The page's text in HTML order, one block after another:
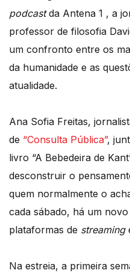
podcastda Antena 1 , a
professor de filosofia
um confronto entre os
da humanidade e as
atualidade.
Ana Sofia Freitas,
de “Consulta Pública”,
livro “A Bebedeira de
desconstruir o
quem normalmente o
cada sábado, há um
plataformas de streaming
Na estreia, a primeira